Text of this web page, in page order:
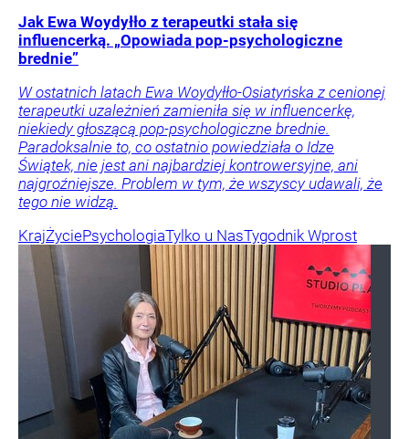
Jak Ewa Woydyłło z terapeutki stała się
influencerką. „Opowiada pop-psychologiczne
brednie”
W ostatnich latach Ewa Woydyłło-Osiatyńska z cenionej
terapeutki uzależnień zamieniła się w influencerkę,
niekiedy głoszącą pop-psychologiczne brednie.
Paradoksalnie to, co ostatnio powiedziała o Idze
Świątek, nie jest ani najbardziej kontrowersyjne, ani
najgroźniejsze. Problem w tym, że wszyscy udawali, że
tego nie widzą.
KrajŻyciePsychologiaTylko u NasTygodnik Wprost